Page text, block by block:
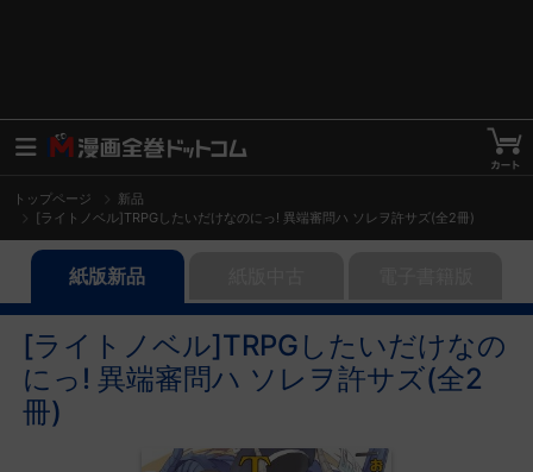
トップページ
新品
[ライトノベル]TRPGしたいだけなのにっ! 異端審問ハ ソレヲ許サズ(全2冊)
紙版新品
[ライトノベル]TRPGしたいだけなの
にっ! 異端審問ハ ソレヲ許サズ(全2
冊)